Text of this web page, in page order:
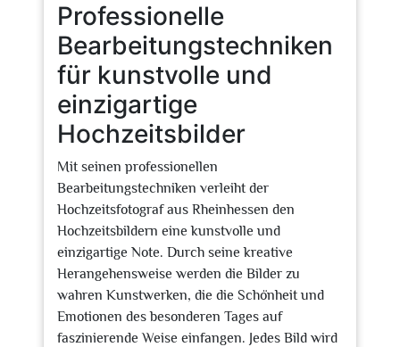
Professionelle
Bearbeitungstechniken
für kunstvolle und
einzigartige
Hochzeitsbilder
Mit seinen professionellen
Bearbeitungstechniken verleiht der
Hochzeitsfotograf aus Rheinhessen den
Hochzeitsbildern eine kunstvolle und
einzigartige Note. Durch seine kreative
Herangehensweise werden die Bilder zu
wahren Kunstwerken, die die Schönheit und
Emotionen des besonderen Tages auf
faszinierende Weise einfangen. Jedes Bild wird